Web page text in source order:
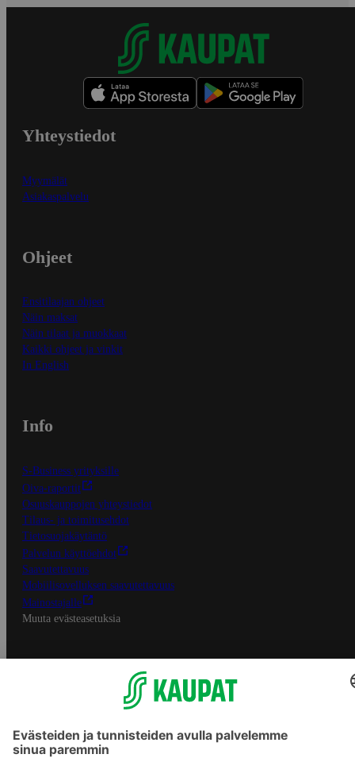
Yhteystiedot
Myymälät
Asiakaspalvelu
Ohjeet
Ensitilaajan ohjeet
Näin maksat
Näin tilaat ja muokkaat
Kaikki ohjeet ja vinkit
In English
Info
S-Business yrityksille
Oiva-raportit
Osuuskauppojen yhteystiedot
Tilaus- ja toimitusehdot
Tietosuojakäytäntö
Palvelun käyttöehdot
Saavutettavuus
Mobiilisovelluksen saavutettavuus
Mainostajalle
Muuta evästeasetuksia
S-ryhmän palvelut
Asiakasomistajuus